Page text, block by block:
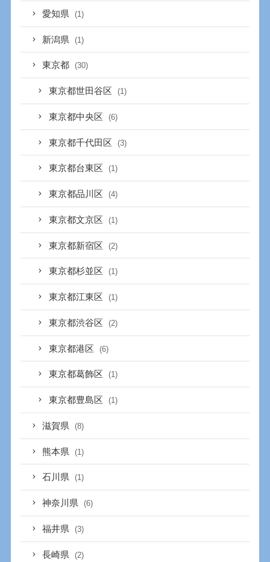
愛知県 (1)
新潟県 (1)
東京都 (30)
東京都世田谷区 (1)
東京都中央区 (6)
東京都千代田区 (3)
東京都台東区 (1)
東京都品川区 (4)
東京都文京区 (1)
東京都新宿区 (2)
東京都杉並区 (1)
東京都江東区 (1)
東京都渋谷区 (2)
東京都港区 (6)
東京都葛飾区 (1)
東京都豊島区 (1)
滋賀県 (8)
熊本県 (1)
石川県 (1)
神奈川県 (6)
福井県 (3)
長崎県 (2)